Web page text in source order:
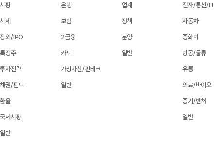
시황
시세
장외/IPO
특징주
투자전략
채권/펀드
환율
국제시황
일반
은행
보험
2금융
카드
가상자산/핀테크
일반
업계
정책
분양
일반
전자/통신/IT
자동차
중화학
항공/물류
유통
의료/바이오
중기/벤처
일반